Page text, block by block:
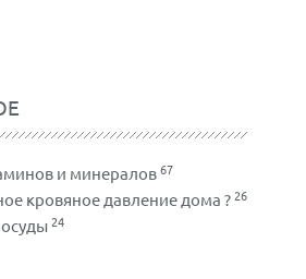
и минералов67
кровяное давление дома ? 26
24